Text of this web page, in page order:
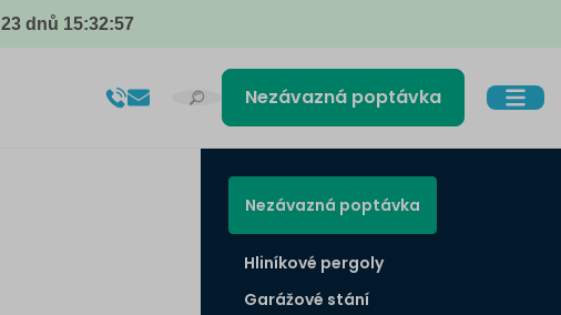
23 dnů 15:32:55
Nezávazná poptávka
Hliníkové pergoly
Garážové stání
Nezávazná poptávka